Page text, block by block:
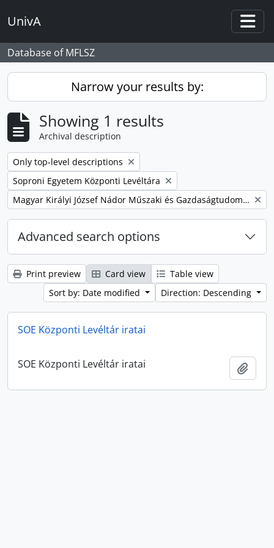
UnivA
Database of MFLSZ
Narrow your results by:
Showing 1 results
Archival description
Remove filter:
Only top-level descriptions
Remove filter:
Soproni Egyetem Központi Levéltára
Remove filter:
Magyar Királyi József Nádor Műszaki és Gazdaságtudományi Egyetem Bánya-, Kohó- és Erdőmérnöki Kar
Advanced search options
Print preview Card view
Table view
Sort by: Date modified
Direction: Descending
SOE Központi Levéltár iratai
SOE Központi Levéltár iratai